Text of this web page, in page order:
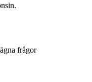
frågor